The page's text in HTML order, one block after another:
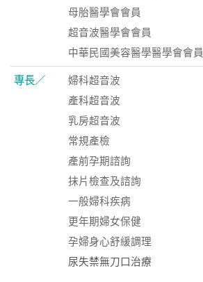
母胎醫學會會員
超音波醫學會會員
中華民國美容醫學醫學會會員
專長／
婦科超音波
產科超音波
乳房超音波
常規產檢
產前孕期諮詢
抹片檢查及諮詢
一般婦科疾病
更年期婦女保健
孕婦身心舒緩調理
尿失禁無刀口治療